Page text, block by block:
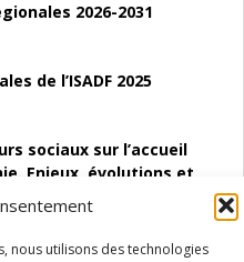
nous utilisons des technologies
2026-2031
de l’ISADF 2025
sociaux sur l’accueil
Enjeux, évolutions et